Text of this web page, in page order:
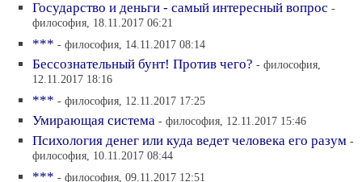
Государство и деньги - самый интересный вопрос -
философия, 18.11.2017 06:21
*** - философия, 14.11.2017 08:14
Бессознательный бунт! Против чего? - философия,
12.11.2017 18:16
*** - философия, 12.11.2017 17:25
Умирающая система - философия, 12.11.2017 15:46
Психология денег или куда ведет человека его разум -
философия, 10.11.2017 08:44
*** - философия, 09.11.2017 12:51